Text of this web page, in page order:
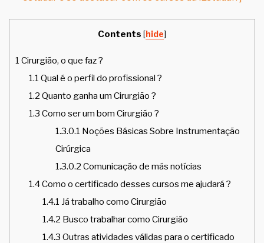
Contents [hide]
1 Cirurgião, o que faz ?
1.1 Qual é o perfil do profissional ?
1.2 Quanto ganha um Cirurgião ?
1.3 Como ser um bom Cirurgião ?
1.3.0.1 Noções Básicas Sobre Instrumentação
Cirúrgica
1.3.0.2 Comunicação de más notícias
1.4Como o certificado desses cursos me ajudará ?
1.4.1 Já trabalho como Cirurgião
1.4.2 Busco trabalhar como Cirurgião
1.4.3 Outras atividades válidas para o certificado